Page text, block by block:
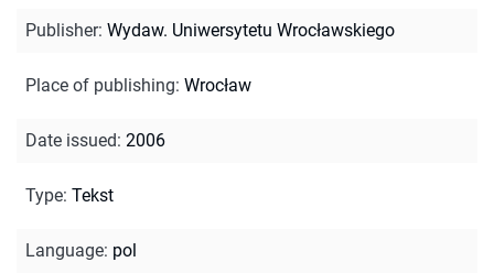
Publisher: Wydaw. Uniwersytetu Wrocławskiego
Place of publishing: Wrocław
Date issued: 2006
Type: Tekst
Language: pol